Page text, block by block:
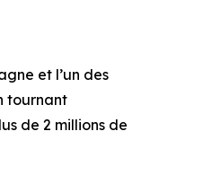
et l’un des
tournant
de 2 millions de